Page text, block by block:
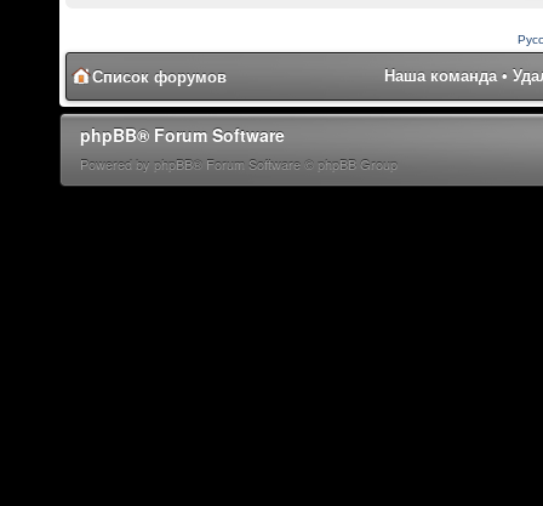
Список форумов Наша команда •
phpBB® Forum Software
Powered by phpBB® Forum Software © phpBB Group